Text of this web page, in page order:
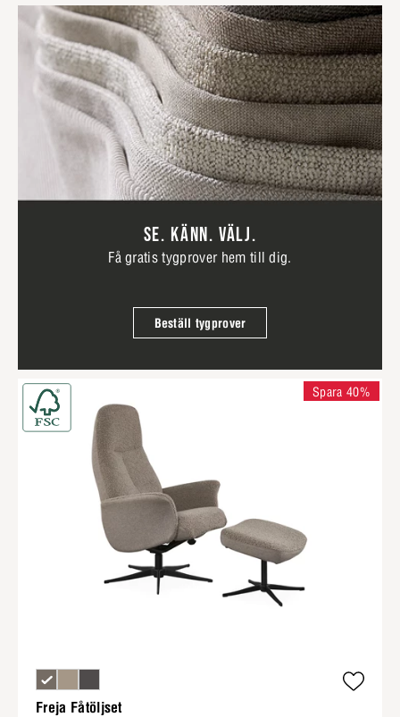
SE. KÄNN. VÄLJ.
Få gratis tygprover hem till dig.
Beställ tygprover
Freja Fåtöljset
Spara 40%